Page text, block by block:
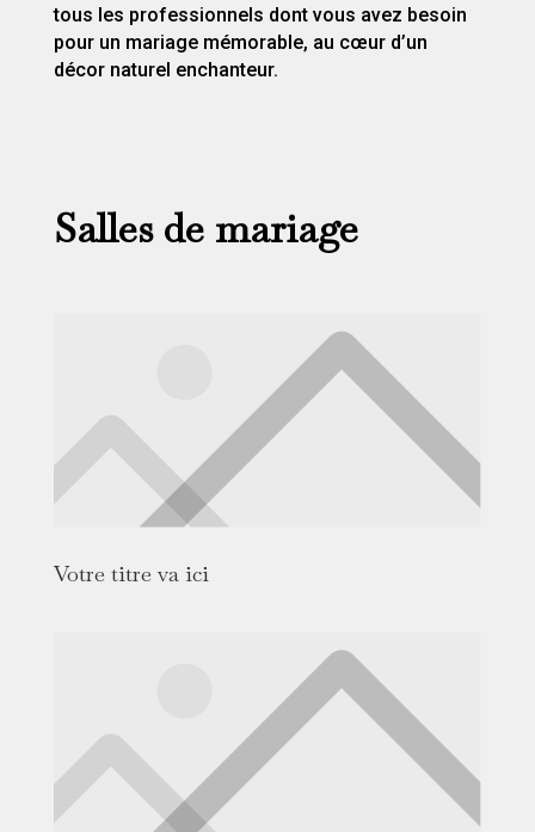
tous les professionnels dont vous avez besoin
pour un mariage mémorable, au cœur d’un
décor naturel enchanteur.
Salles de mariage
Votre titre va ici